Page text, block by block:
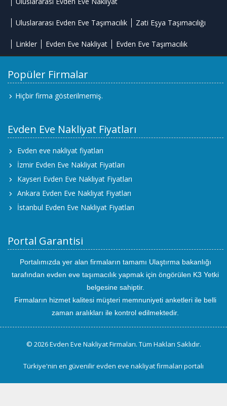
Uluslararası Evden Eve Taşımacılık Zati Eşya Taşımacılığı
Linkler Evden Eve Nakliyat Evden Eve Taşımacılık
Popüler Firmalar
Hiçbir firma gösterilmemiş.
Evden Eve Nakliyat Fiyatları
Evden eve nakliyat fiyatları
İzmir Evden Eve Nakliyat Fiyatları
Kayseri Evden Eve Nakliyat Fiyatları
Ankara Evden Eve Nakliyat Fiyatları
İstanbul Evden Eve Nakliyat Fiyatları
Portal Garantisi
Portalımızda yer alan firmaların tamamı Ulaştırma bakanlığı
tarafından evden eve taşımacılık yapmak için öngörülen K3 Yetki
belgesine sahiptir.
Firmaların hizmet kalitesi müşteri memnuniyeti anketleri ile belli
zaman aralıkları ile kontrol edilmektedir.
© 2026 Evden Eve Nakliyat Firmaları. Tüm Hakları Saklıdır.
Türkiye'nin en güvenilir evden eve nakliyat firmaları portalı